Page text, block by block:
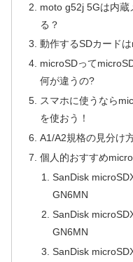
moto g52j 5Gは内蔵
る？
動作するSDカード
microSDって
何が違うの?
スマホに使うなら
を使おう！
A1/A2規格の見分け
個人的おすすめ
SanDisk
GN6MN
SanDisk
GN6MN
SanDisk